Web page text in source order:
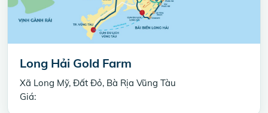
Long Hải Gold Farm
Xã Long Mỹ, Đất Đỏ, Bà Rịa Vũng Tàu
Giá: